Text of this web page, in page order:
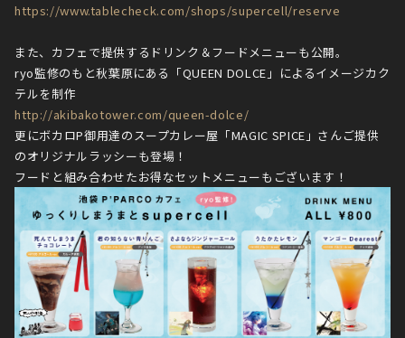
https://www.tablecheck.com/shops/supercell/reserve
また、カフェで提供するドリンク＆フードメニューも公開。
ryo監修のもと秋葉原にある「QUEEN DOLCE」によるイメージカク
テルを制作
http://akibakotower.com/queen-dolce/
更にボカロP御用達のスープカレー屋「MAGIC SPICE」さんご提供
のオリジナルラッシーも登場！
フードと組み合わせたお得なセットメニューもございます！